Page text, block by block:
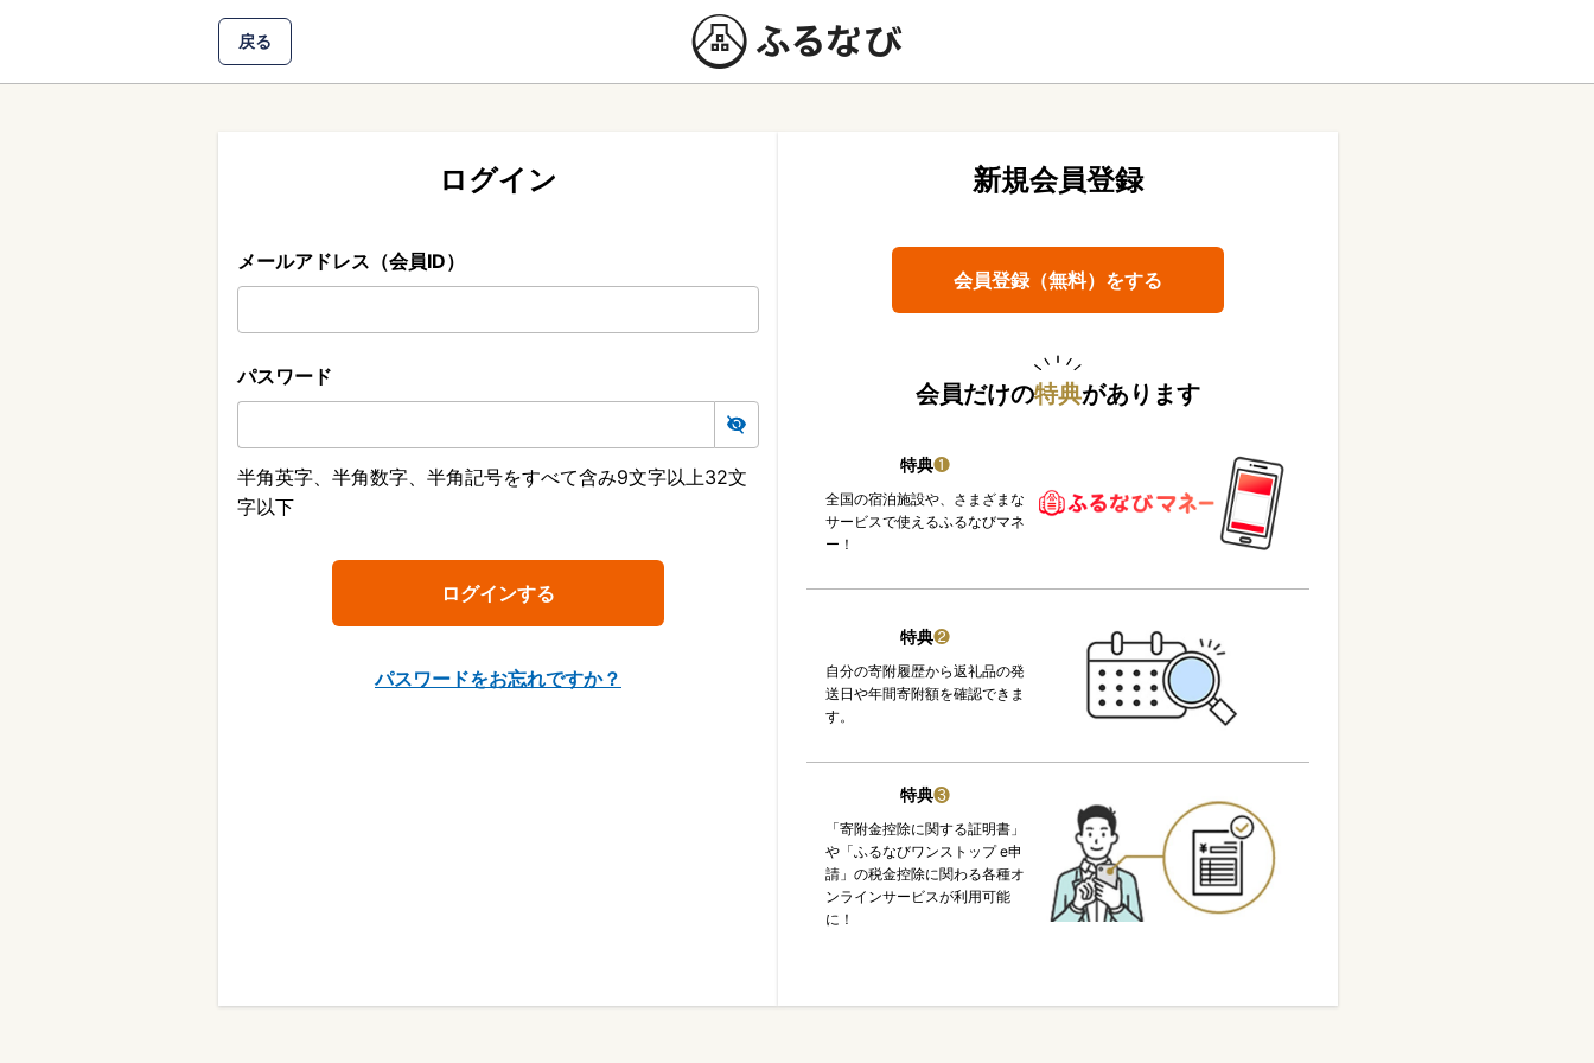
戻る
ログイン
メールアドレス（会員ID）
パスワード
半角英字、半角数字、半角記号をすべて含み9文字以上32文
字以下
パスワードをお忘れですか？
新規会員登録
会員登録（無料）をする
会員だけの特典があります
特典❶
全国の宿泊施設や、さまざまな
サービスで使えるふるなびマネ
ー！
特典❷
自分の寄附履歴から返礼品の発
送日や年間寄附額を確認できま
す。
特典❸
「寄附金控除に関する証明書」
や「ふるなびワンストップ e申
請」の税金控除に関わる各種オ
ンラインサービスが利用可能
に！